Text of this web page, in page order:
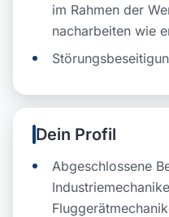
im Rahmen der
nacharbeiten wie
Dein Profil
Abgeschlossene